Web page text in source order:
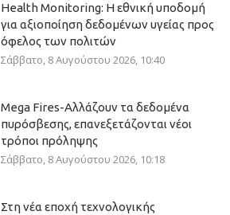
Health Monitoring: Η εθνική υποδομή
για αξιοποίηση δεδομένων υγείας προς
όφελος των πολιτών
Σάββατο, 8 Αυγούστου 2026, 10:40
Mega Fires-Αλλάζουν τα δεδομένα
πυρόσβεσης, επανεξετάζονται νέοι
τρόποι πρόληψης
Σάββατο, 8 Αυγούστου 2026, 10:18
Στη νέα εποχή τεχνολογικής